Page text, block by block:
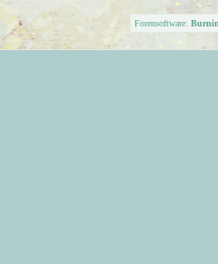
Forensoftware: